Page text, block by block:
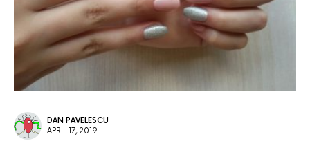
DAN PAVELESCU
APRIL 17, 2019